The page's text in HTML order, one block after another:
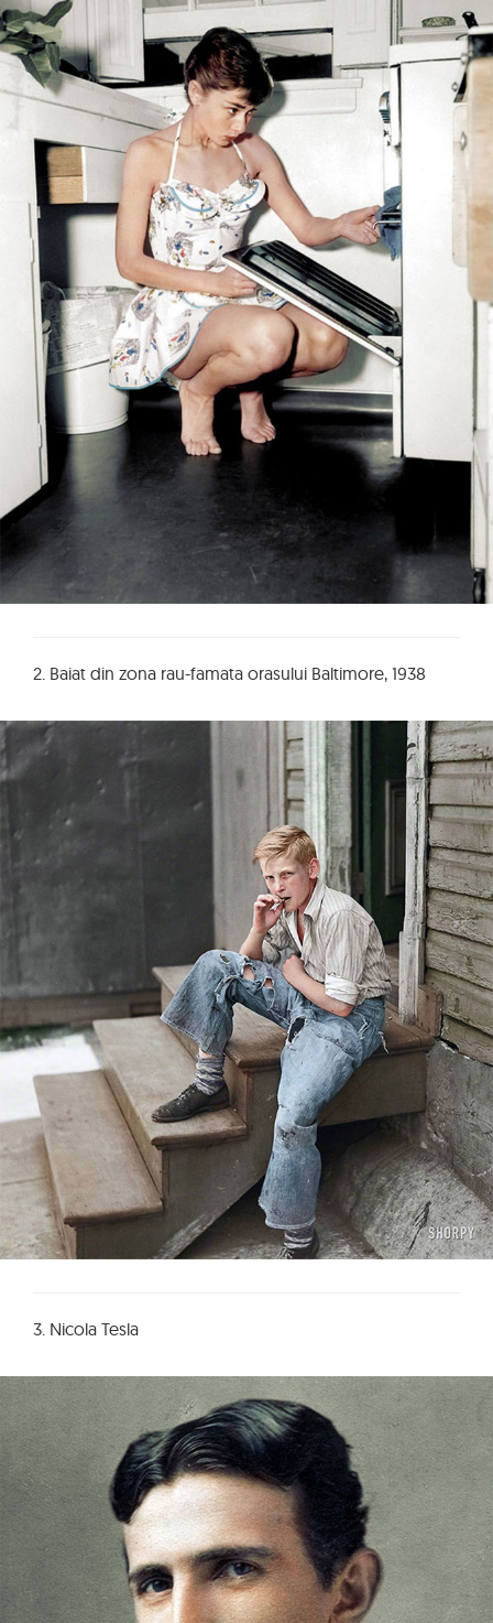
2. Baiat din zona rau-famata orasului Baltimore, 1938
3. Nicola Tesla